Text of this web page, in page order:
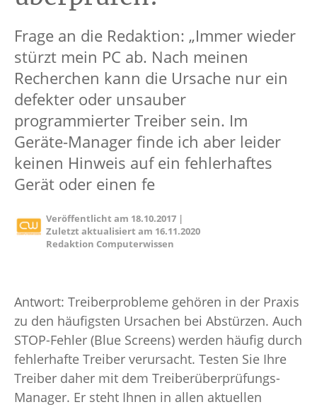
Frage an die Redaktion: „Immer wieder
stürzt mein PC ab. Nach meinen
Recherchen kann die Ursache nur ein
defekter oder unsauber
programmierter Treiber sein. Im
Geräte-Manager finde ich aber leider
keinen Hinweis auf ein fehlerhaftes
Gerät oder einen fe
Veröffentlicht am 18.10.2017 |
Zuletzt aktualisiert am 16.11.2020
Redaktion Computerwissen
Antwort: Treiberprobleme gehören in der Praxis
zu den häufigsten Ursachen bei Abstürzen. Auch
STOP-Fehler (Blue Screens) werden häufig durch
fehlerhafte Treiber verursacht. Testen Sie Ihre
Treiber daher mit dem Treiberüberprüfungs-
Manager. Er steht Ihnen in allen aktuellen